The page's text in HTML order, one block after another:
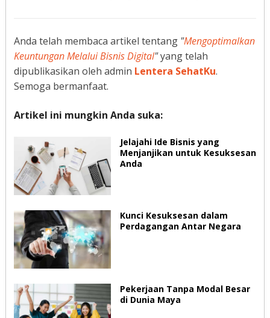
Anda telah membaca artikel tentang "Mengoptimalkan
Keuntungan Melalui Bisnis Digital"yang telah
dipublikasikan oleh admin Lentera SehatKu.
Semoga bermanfaat.
Artikel ini mungkin Anda suka:
Jelajahi Ide Bisnis yang
Menjanjikan untuk Kesuksesan
Anda
Kunci Kesuksesan dalam
Perdagangan Antar Negara
Pekerjaan Tanpa Modal Besar
di Dunia Maya